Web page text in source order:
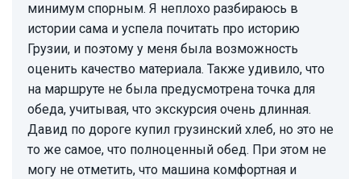
минимум спорным. Я неплохо разбираюсь в
истории сама и успела почитать про историю
Грузии, и поэтому у меня была возможность
оценить качество материала. Также удивило, что
на маршруте не была предусмотрена точка для
обеда, учитывая, что экскурсия очень длинная.
Давид по дороге купил грузинский хлеб, но это не
то же самое, что полноценный обед. При этом не
могу не отметить, что машина комфортная и